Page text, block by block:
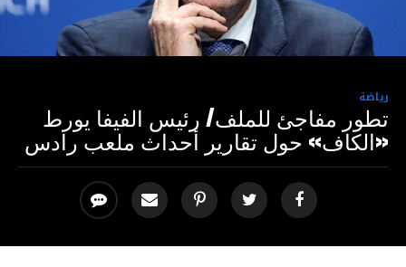
رياضة
تطور مفاجئ للملف/ رئيس الفيفا يورط
«الكاف» حول تقارير أحداث ملعب رادس